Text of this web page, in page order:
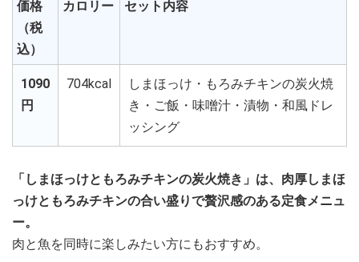
価格
（税
込）
カロリー セット内容
1090
円
704kcal
しまほっけ・もろみチキンの炭火焼
き・ご飯・味噌汁・漬物・和風ドレ
ッシング
「しまほっけともろみチキンの炭火焼き」は、肉厚しまほ
っけともろみチキンの合い盛りで贅沢感のある定食メニュ
ー。
肉と魚を同時に楽しみたい方にもおすすめ。